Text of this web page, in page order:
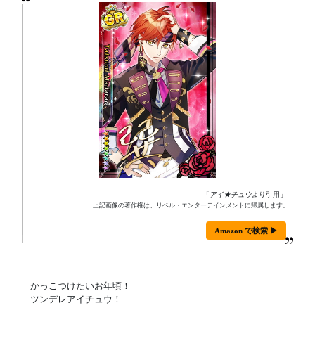
「 アイ★チュウより引用」
上記画像の著作権は、リベル・エンターテインメントに帰属します。
Amazon で検索 ▶
かっこつけたいお年頃！
ツンデレアイチュウ！